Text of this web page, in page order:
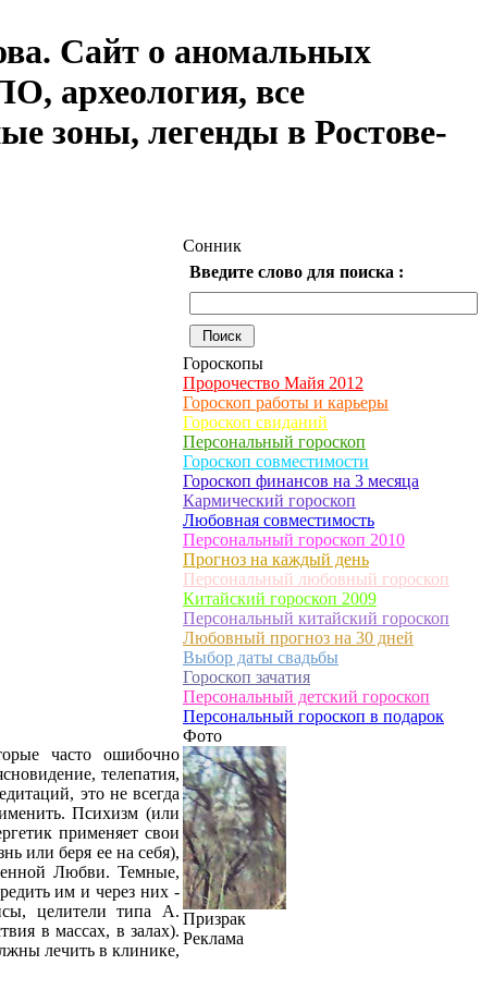
Сайт о аномальных
археология, все
зоны, легенды в Ростове-
часто ошибочно
телепатия,
это не всегда
Психизм (или
применяет свои
или беря ее на себя),
Любви. Темные,
им и через них -
целители типа А.
в массах, в залах).
лечить в клинике,
Сонник
Введите слово для поиска :
Гороскопы
Пророчество Майя 2012
Гороскоп работы и карьеры
Гороскоп свиданий
Персональный гороскоп
Гороскоп совместимости
Гороскоп финансов на 3 месяца
Кармический гороскоп
Любовная совместимость
Персональный гороскоп 2010
Прогноз на каждый день
Персональный любовный гороскоп
Китайский гороскоп 2009
Персональный китайский гороскоп
Любовный прогноз на 30 дней
Выбор даты свадьбы
Гороскоп зачатия
Персональный детский гороскоп
Персональный гороскоп в подарок
Фото
Призрак
Реклама